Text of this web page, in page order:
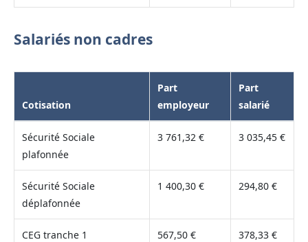
Salariés non cadres
Cotisation
Part
employeur
Part
salarié
Sécurité Sociale
plafonnée
3 761,32 € 3 035,45 €
Sécurité Sociale
déplafonnée
1 400,30 € 294,80 €
CEG tranche 1 567,50 € 378,33 €